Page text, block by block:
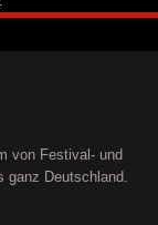
von Festival- und
ganz Deutschland.